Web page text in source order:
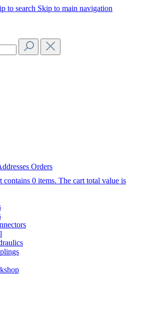
to search Skip to main navigation
Orders
contains 0 items. The cart total value is